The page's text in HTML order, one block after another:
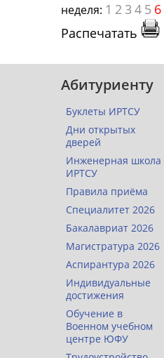
неделя: 1 2 3 4 5 6
Распечатать
Абитуриенту
Буклеты ИРТСУ
Дни открытых
дверей
Инженерная школа
ИРТСУ
Правила приёма
Специалитет 2026
Бакалавриат 2026
Магистратура 2026
Аспирантура 2026
Индивидуальные
достижения
Обучение в
Военном учебном
центре ЮФУ